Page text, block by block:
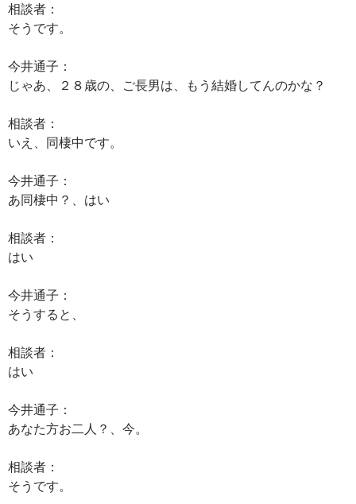
相談者：
そうです。
今井通子：
じゃあ、２８歳の、ご長男は、もう結婚してんのかな？
相談者：
いえ、同棲中です。
今井通子：
あ同棲中？、はい
相談者：
はい
今井通子：
そうすると、
相談者：
はい
今井通子：
あなた方お二人？、今。
相談者：
そうです。